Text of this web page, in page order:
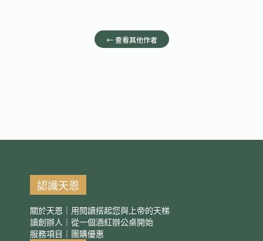
← 查看其他作者
認識天恩
關於天恩｜用閱讀搭起您與上帝的天梯
讀創辦人｜從一個酒紅辦公桌開始
服務項目｜團購優惠